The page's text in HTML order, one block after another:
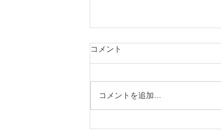
症例242
コメント
コメントを追加…